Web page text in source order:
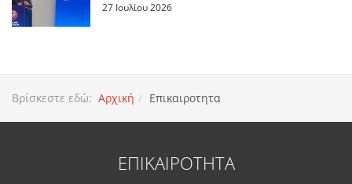
27 Ιουλίου 2026
Βρίσκεστε εδώ: Αρχική Επικαιροτητα
ΕΠΙΚΑΙΡΟΤΗΤΑ